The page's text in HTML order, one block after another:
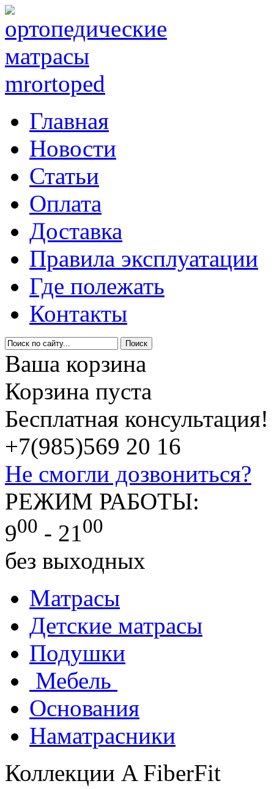
Главная
Новости
Статьи
Оплата
Доставка
Правила эксплуатации
Где полежать
Контакты
Ваша корзина
Корзина пуста
Бесплатная консультация!
+7(985)569 20 16
Не смогли дозвониться?
РЕЖИМ РАБОТЫ:
900 - 2100
без выходных
Матрасы
Детские матрасы
Подушки
Мебель
Основания
Наматрасники
Коллекции A FiberFit